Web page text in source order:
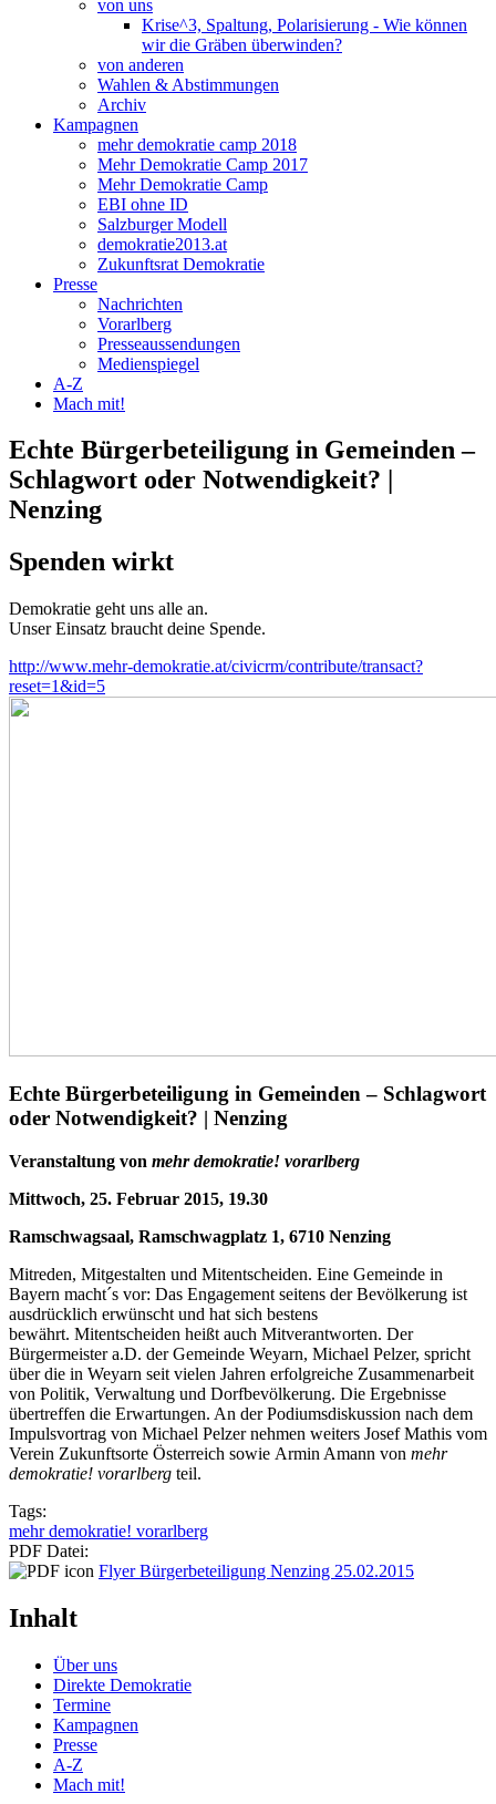
von uns
Krise^3, Spaltung, Polarisierung - Wie können
wir die Gräben überwinden?
von anderen
Wahlen & Abstimmungen
Archiv
Kampagnen
mehr demokratie camp 2018
Mehr Demokratie Camp 2017
Mehr Demokratie Camp
EBI ohne ID
Salzburger Modell
demokratie2013.at
Zukunftsrat Demokratie
Presse
Nachrichten
Vorarlberg
Presseaussendungen
Medienspiegel
A-Z
Mach mit!
Echte Bürgerbeteiligung in Gemeinden –
Schlagwort oder Notwendigkeit? |
Nenzing
Spenden wirkt
Demokratie geht uns alle an.
Unser Einsatz braucht deine Spende.
http://www.mehr-demokratie.at/civicrm/contribute/transact?
reset=1&id=5
Echte Bürgerbeteiligung in Gemeinden – Schlagwort
oder Notwendigkeit? | Nenzing
Veranstaltung von mehr demokratie! vorarlberg
​Mittwoch, 25. Februar 2015, 19.30
Ramschwagsaal, Ramschwagplatz 1, 6710 Nenzing
Mitreden, Mitgestalten und Mitentscheiden. Eine Gemeinde in
Bayern macht´s vor: Das Engagement seitens der Bevölkerung ist
ausdrücklich erwünscht und hat sich bestens
bewährt. Mitentscheiden heißt auch Mitverantworten. Der
Bürgermeister a.D. der Gemeinde Weyarn, Michael Pelzer, spricht
über die in Weyarn seit vielen Jahren erfolgreiche Zusammenarbeit
von Politik, Verwaltung und Dorfbevölkerung. Die Ergebnisse
übertreffen die Erwartungen. An der Podiumsdiskussion nach dem
Impulsvortrag von Michael Pelzer nehmen weiters Josef Mathis vom
Verein Zukunftsorte Österreich sowie Armin Amann von mehr
demokratie! vorarlberg teil.
Tags:
mehr demokratie! vorarlberg
PDF Datei:
Flyer Bürgerbeteiligung Nenzing 25.02.2015
Inhalt
Über uns
Direkte Demokratie
Termine
Kampagnen
Presse
A-Z
Mach mit!